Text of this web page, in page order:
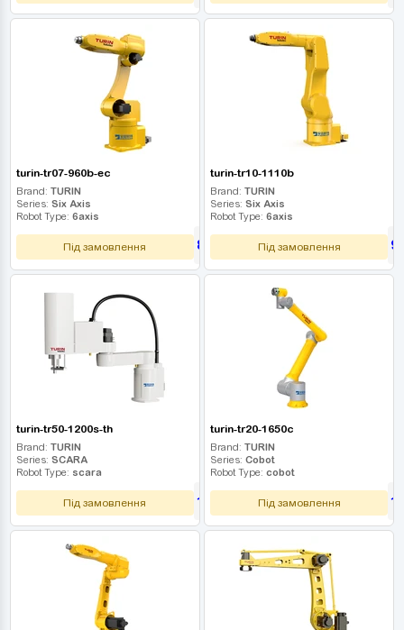
turin-tr07-960b-ec
Brand: TURIN
Series: Six Axis
Robot Type: 6axis
Під замовлення 855 000 UAH
turin-tr10-1110b
Brand: TURIN
Series: Six Axis
Robot Type: 6axis
Під замовлення
turin-tr50-1200s-th
Brand: TURIN
Series: SCARA
Robot Type: scara
Під замовлення 1 080 000UAH
turin-tr20-1650c
Brand: TURIN
Series: Cobot
Robot Type: cobot
Під замовлення 1